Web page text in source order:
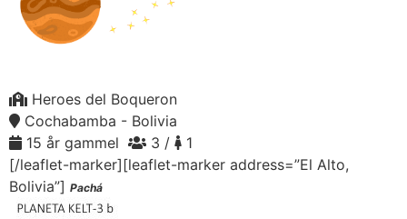
Heroes del Boqueron
Cochabamba - Bolivia
15 år gammel
3 /
1
[/leaflet-marker][leaflet-marker address=”El Alto,
Bolivia”] Pachá